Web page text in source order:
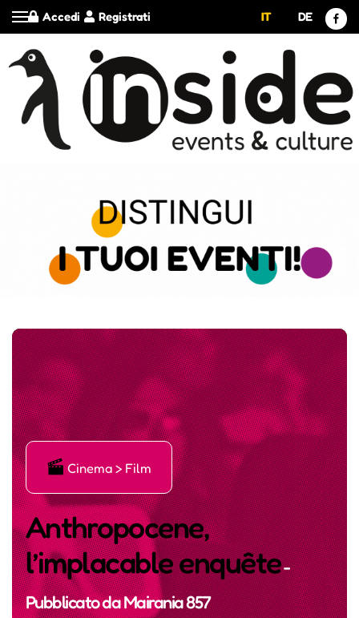
Registrati
Accedi IT DE
Ę Cinema > Film
Anthropocene,
l’implacable enquête-
Pubblicato daMairania 857